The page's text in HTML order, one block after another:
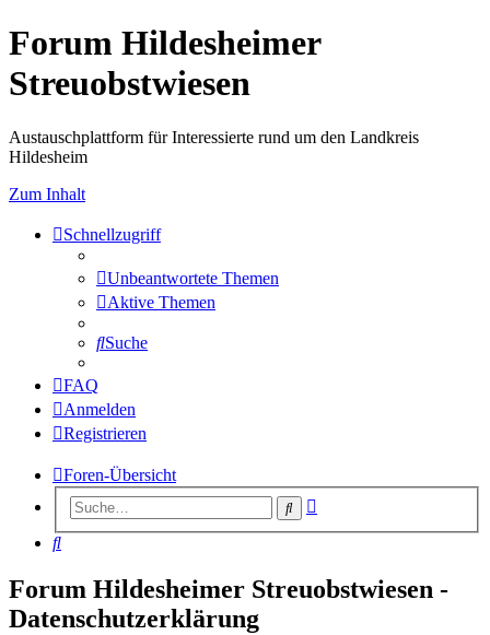
Forum Hildesheimer
Streuobstwiesen
Austauschplattform für Interessierte rund um den Landkreis
Hildesheim
Zum Inhalt
Schnellzugriff
Unbeantwortete Themen
Aktive Themen
Suche
FAQ
Anmelden
Registrieren
Foren-Übersicht
Suche
Suche
Forum Hildesheimer Streuobstwiesen -
Datenschutzerklärung